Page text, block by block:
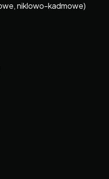
niklowo-kadmowe)